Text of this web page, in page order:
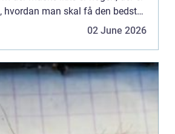
hvordan man skal få den bedste
02 June 2026